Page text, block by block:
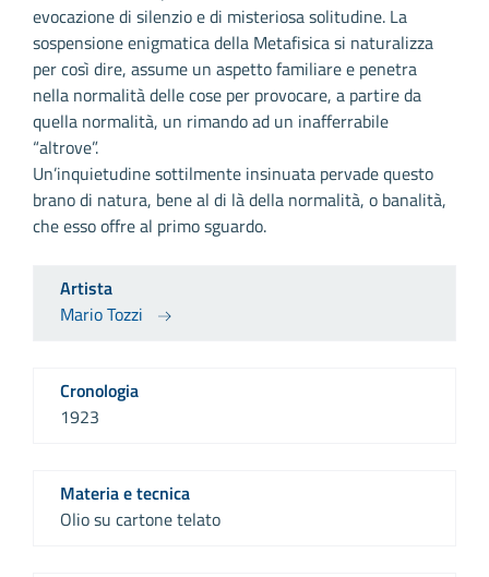
evocazione di silenzio e di misteriosa solitudine. La
sospensione enigmatica della Metafisica si naturalizza
per così dire, assume un aspetto familiare e penetra
nella normalità delle cose per provocare, a partire da
quella normalità, un rimando ad un inafferrabile
“altrove”.
Un’inquietudine sottilmente insinuata pervade questo
brano di natura, bene al di là della normalità, o banalità,
che esso offre al primo sguardo.
Artista
Mario Tozzi
Cronologia
1923
Materia e tecnica
Olio su cartone telato